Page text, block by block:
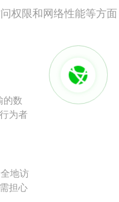
权限和网络性能等方面
的数
为者
地访
担心